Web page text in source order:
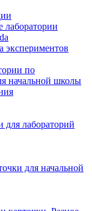
экспериментов
по
начальной школы
лабораторий
для начальной